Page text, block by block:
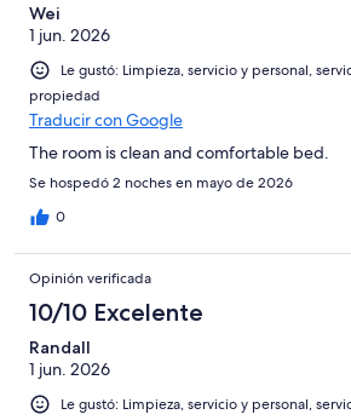
Wei
1 jun. 2026
Le gustó: Limpieza, servicio y personal,
propiedad
Traducir con Google
The room is clean and comfortable bed.
Se hospedó 2 noches en mayo de 2026
0
Opinión verificada
10/10 Excelente
Randall
1 jun. 2026
Le gustó: Limpieza, servicio y personal,